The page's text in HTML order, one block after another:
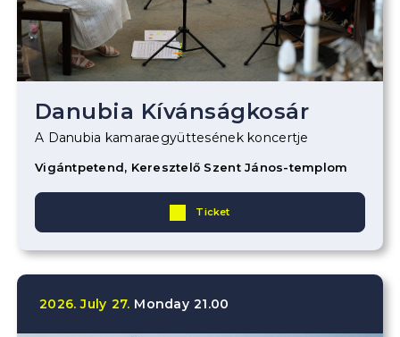
Danubia Kívánságkosár
A Danubia kamaraegyüttesének koncertje
Vigántpetend, Keresztelő Szent János-templom
Ticket
2026. July 27. Monday 21.00